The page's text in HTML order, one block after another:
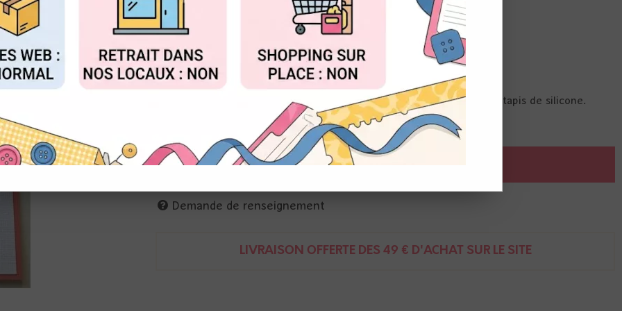
Valable jusqu'à épuisement du stock
Réf. :KG_KIE_SOUVENIR
Pour embosser, ou débosser, où vous le souhaitez sur votre projet.
7,5 cm
Compatible avec l'ensemble des machines de coupe, s'utilise avec le tapis de silicone.
Demande de renseignement
LIVRAISON OFFERTE DÈS 49 € D'ACHAT SUR LE SITE
ACCEPTER TOUT